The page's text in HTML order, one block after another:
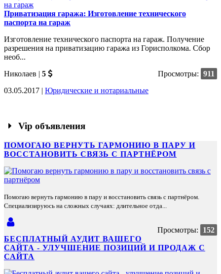
Приватизация гаража: Изготовление технического
паспорта на гараж
Изготовление технического паспорта на гараж. Получение
разрешения на приватизацию гаража из Горисполкома. Сбор
необ...
Николаев | 5 Просмотры: 911
03.05.2017 | Юридические и нотариальные
Vip объявления
ПОМОГАЮ ВЕРНУТЬ ГАРМОНИЮ В ПАРУ И
ВОССТАНОВИТЬ СВЯЗЬ С ПАРТНЁРОМ
Помогаю вернуть гармонию в пару и восстановить связь с партнёром.
Специализируюсь на сложных случаях: длительное отда...
Просмотры:
152
БЕСПЛАТНЫЙ АУДИТ ВАШЕГО
САЙТА - УЛУЧШЕНИЕ ПОЗИЦИЙ И ПРОДАЖ С
САЙТА